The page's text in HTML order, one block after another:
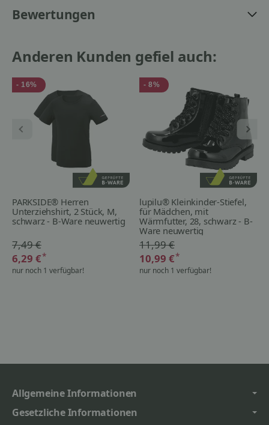
Bewertungen
Anderen Kunden gefiel auch:
- 16%
PARKSIDE® Herren
Unterziehshirt, 2 Stück, M,
schwarz - B-Ware neuwertig
7,49 €
6,29 €*
nur noch 1 verfügbar!
- 8%
lupilu® Kleinkinder-Stiefel,
für Mädchen, mit
Wärmfutter, 28, schwarz - B-
Ware neuwertig
11,99 €
10,99 €*
nur noch 1 verfügbar!
Allgemeine Informationen
Gesetzliche Informationen